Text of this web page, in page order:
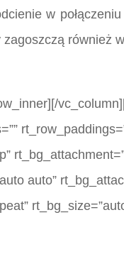
w
również
auto”